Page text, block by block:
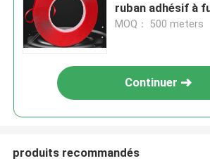
ruban adhésif à
avec noyau en
MOQ： 500 meters
Continuer
produits recommandés